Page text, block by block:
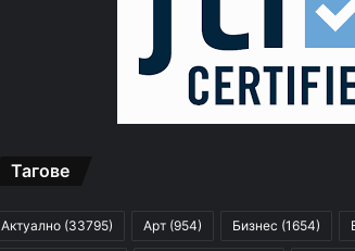
Тагове
Актуално (33795) Арт (954) Бизнес (1654)